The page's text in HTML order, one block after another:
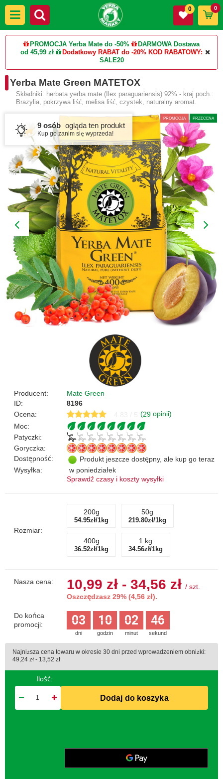
PROMOCJA Yerba Mate do -50%
DARMOWA Dostawa
od 45,99 zł
Dodatkowy RABAT do -20% KOD RABATOWY:
SALE20
0 0
Yerba Mate Green MATETOX
Składniki: herbata yerba mate (Ilex paraguariensis) 92% - kraj poch.:
Brazylia, pokrzywa liść, melisa liść, czystek, naturalny aromat.
PROMOCJA PRZECENA
9 osób ogląda ten produkt
Kup go zanim się wyprzeda!
Producent:
Mate Green
ID:
8196
Ocena:
(29 opinii)
Moc:
Patyczki:
Goryczka:
Dostępność:
Produkt jeszcze dostępny, ale kup go teraz
Wysyłka:
w poniedziałek
Sprawdź czasy i koszty wysyłki
Rozmiar:
200g
54.95zł/1kg
50g
219.80zł/1kg
400g
36.52zł/1kg
1 kg
34.56zł/1kg
Nasza cena: 10,99 zł - 34,56 zł / szt.
Oszczędzasz 29% (4,56 zł).
Do końca
promocji:
dni
03
godzin
10
minut
02
sekund
45
Najniższa cena towaru w okresie 30 dni przed wprowadzeniem obniżki:
49,24 zł - 13,52 zł
Ilość:
Dodaj do koszyka